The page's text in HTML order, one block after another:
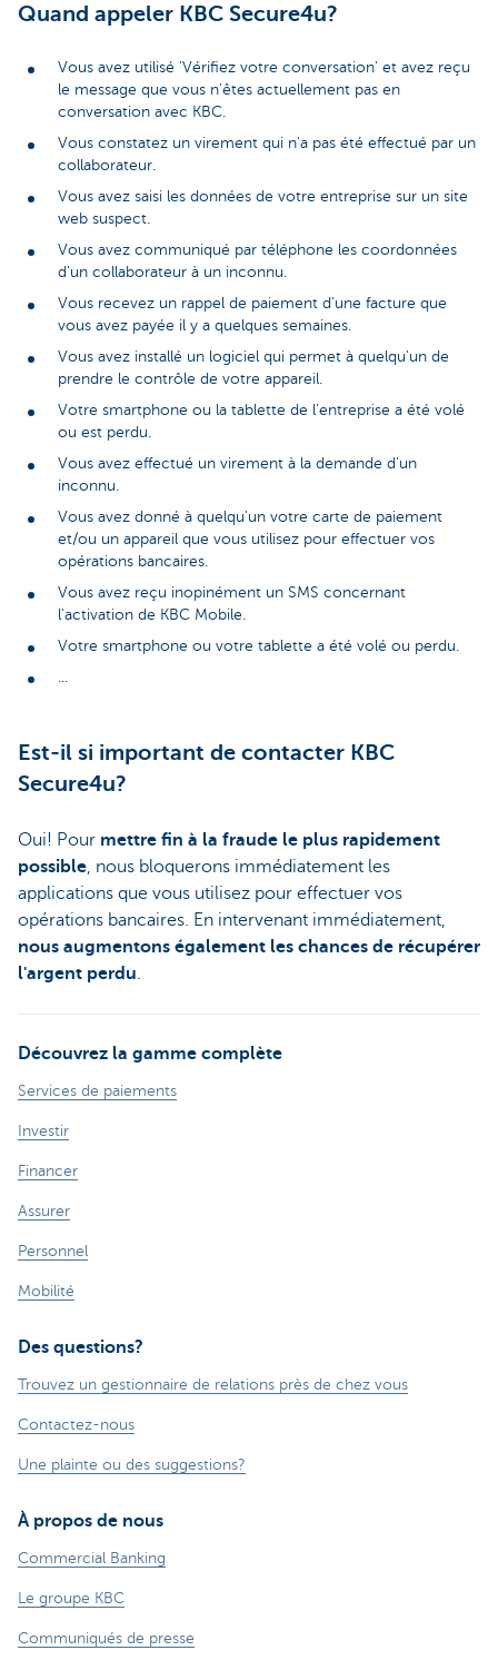
Quand appeler KBC Secure4u?
Vous avez utilisé 'Vérifiez votre conversation' et avez reçu
le message que vous n'êtes actuellement pas en
conversation avec KBC.
Vous constatez un virement qui n'a pas été effectué par un
collaborateur.
Vous avez saisi les données de votre entreprise sur un site
web suspect.
Vous avez communiqué par téléphone les coordonnées
d'un collaborateur à un inconnu.
Vous recevez un rappel de paiement d’une facture que
vous avez payée il y a quelques semaines.
Vous avez installé un logiciel qui permet à quelqu'un de
prendre le contrôle de votre appareil.
Votre smartphone ou la tablette de l’entreprise a été volé
ou est perdu.
Vous avez effectué un virement à la demande d'un
inconnu.
Vous avez donné à quelqu'un votre carte de paiement
et/ou un appareil que vous utilisez pour effectuer vos
opérations bancaires.
Vous avez reçu inopinément un SMS concernant
l'activation de KBC Mobile.
Votre smartphone ou votre tablette a été volé ou perdu.
...
Est-il si important de contacter KBC
Secure4u?
Oui! Pour mettre fin à la fraude le plus rapidement
possible, nous bloquerons immédiatement les
applications que vous utilisez pour effectuer vos
opérations bancaires. En intervenant immédiatement,
nous augmentons également les chances de récupérer
l'argent perdu.
Découvrez la gamme complète
Services de paiements
Investir
Financer
Assurer
Personnel
Mobilité
Des questions?
Trouvez un gestionnaire de relations près de chez vous
Contactez-nous
Une plainte ou des suggestions?
À propos de nous
Commercial Banking
Le groupe KBC
Communiqués de presse